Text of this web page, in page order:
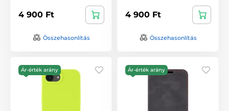
4 900 Ft
Összehasonlítás
4 900 Ft
Összehasonlítás
Ár-érték arány Ár-érték arány